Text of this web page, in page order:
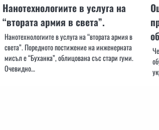
Нанотехнологиите в услуга на
“втората армия в света”.
Нанотехнологиите в услуга на “втората армия в
света”. Поредното постижение на инженерната
мисъл е “Буханка”, облицована със стари гуми.
Очевидно…